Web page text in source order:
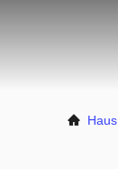
Haus